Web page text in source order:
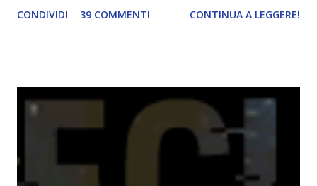
una rubrica per tenere sotto controllo le reading
spaziare con i generi letterari e non limitarmi al fantasy.
Per farvi un esempio nel 2015 mi sembra di aver letto
troppi libri impegnativi e davvero pochi libri "leggeri", il
che non è sempre un bene. Credo che sia stata la principale
causa per il mio calo di letture. Comunque, ogni mese -
CONDIVIDI 39 COMMENTI CONTINUA A LEGGERE!